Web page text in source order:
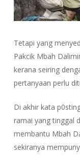
Tetapi yang
Pakcik Mbah
kerana seiring
pertanyaan perlu
Di akhir kata
ramai yang tinggal
membantu Mbah
sekiranya